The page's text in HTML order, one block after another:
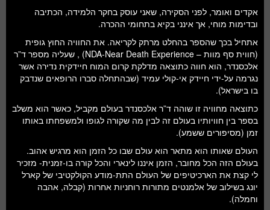
אקדים ואומר, לפני הסקירה, שאני עוסק בחקר הלמידה, הכתיבה
ובדימות מוחי, אך אינני בקיא בתחומי ההכרה.
אתחיל בכך שהספר בהחלט מרתק לקריאה. את החוויה החוץ גופית
(חווית סף מוות – NDA-Near Death Experience) , שעליה מספר ד”ר
אלכסנדר, הוא חווה כתוצאה מדלקת קרום המוח חיידקית נדירה אשר
נגרמה על-ידי חיידק אי-קולי עמיד (שבהתחלה סברו הרופאים שנדבק
בו בישראל).
כתוצאה מחוויה זו שוהה ד”ר אלכסנדר בעולם מקביל, כאשר הוא משלב
בספר בין חוויותיו בעולם זה לבין מה שקורה לגופו ולמשפחתו באותו
זמן (מסיפורים ששמע).
העולם שאותו הוא מתאר הוא עולם שבו כל הזמן הוא מרגיש אהוב.
בעולם הזה הכל מחובר, הזמן איננו לינארי והכל קורה בו-זמנית- מזכיר
לי קצת את הארכיטיפים של העולם התת-מודע הקולקטיבי של קארל
יונג בשילוב של אלמנטים מתורות רוחניות אחרות (קבלה, אהבה
וחמלה).